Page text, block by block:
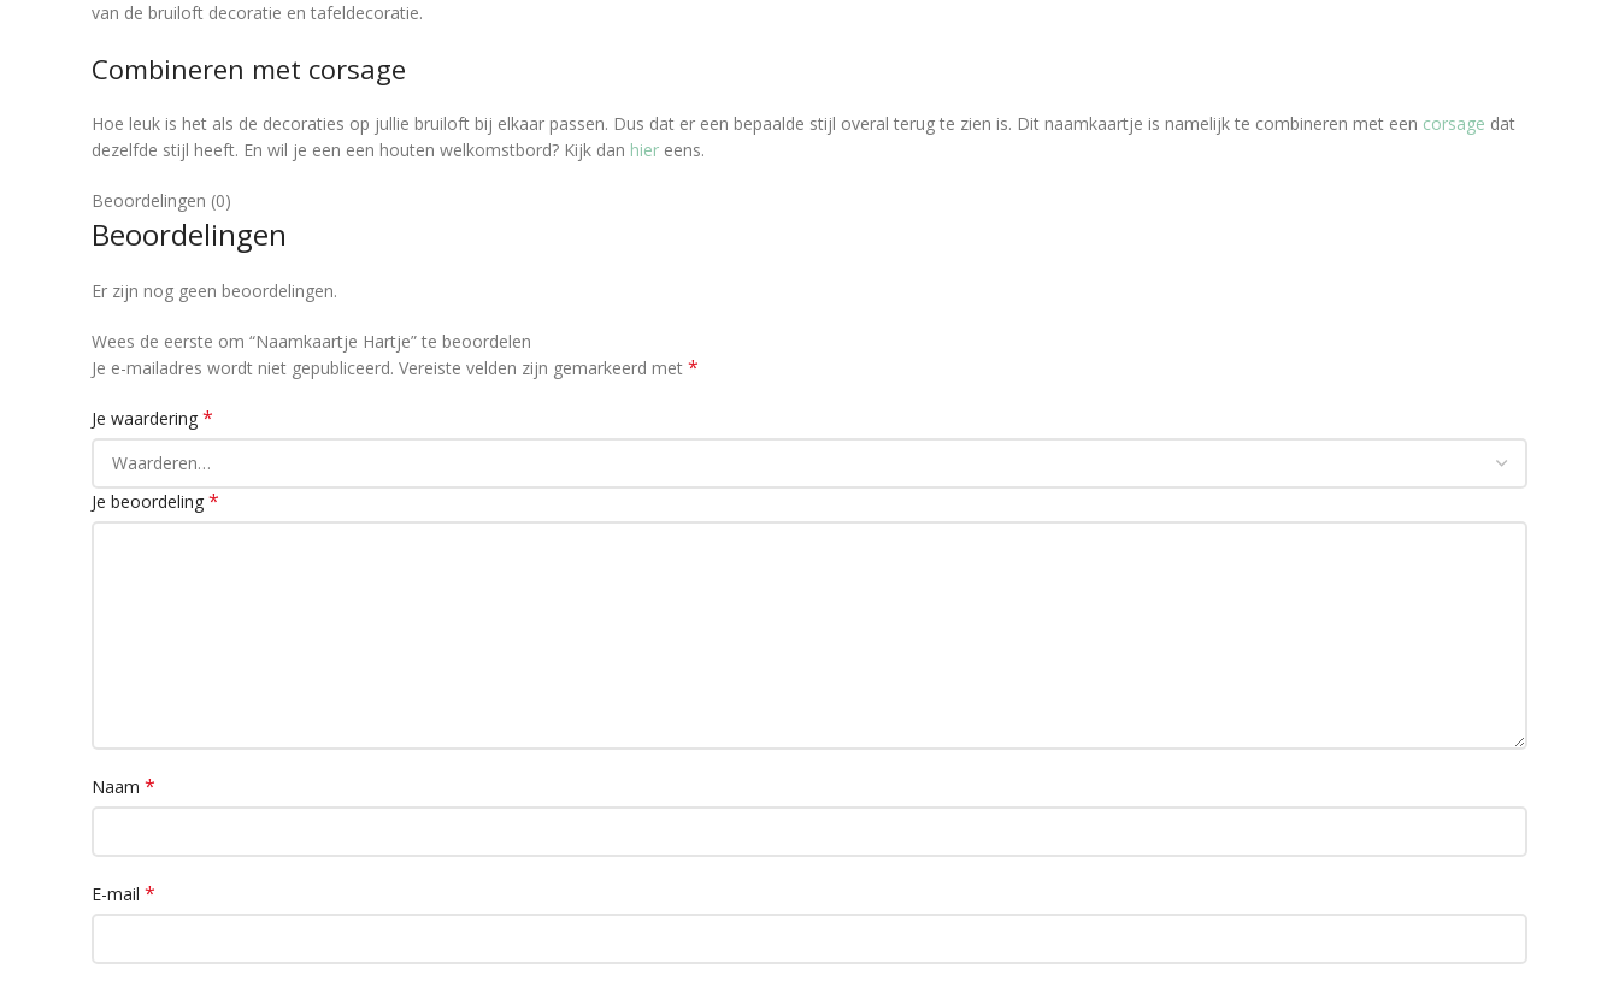
van de bruiloft decoratie en tafeldecoratie.
Combineren met corsage
Hoe leuk is het als de decoraties op jullie bruiloft bij elkaar passen. Dus dat er een bepaalde stijl overal terug te zien is. Dit naamkaartje is namelijk te combineren met een corsage dat
dezelfde stijl heeft. En wil je een een houten welkomstbord? Kijk dan hier eens.
Beoordelingen (0)
Beoordelingen
Er zijn nog geen beoordelingen.
Wees de eerste om “Naamkaartje Hartje” te beoordelen
Je e-mailadres wordt niet gepubliceerd. Vereiste velden zijn gemarkeerd met *
Je waardering *
Je beoordeling *
Naam *
E-mail *